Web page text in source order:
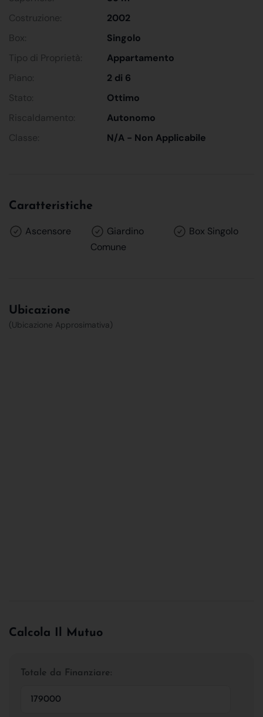
Costruzione:
2002
Box:
Singolo
Tipo di Proprietà:
Appartamento
Piano:
2 di 6
Stato:
Ottimo
Riscaldamento:
Autonomo
Classe:
N/A - Non Applicabile
Caratteristiche
Ascensore
Giardino
Comune
Box Singolo
Ubicazione
(Ubicazione Approsimativa)
Calcola Il Mutuo
Totale da Finanziare: